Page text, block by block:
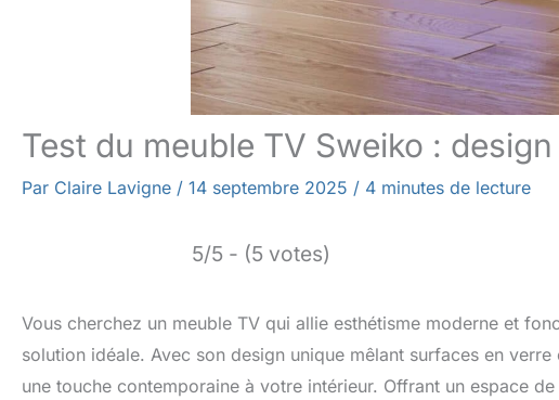
Test du meuble TV Sweiko :
Par Claire Lavigne / 14 septembre 2025 / 4 minutes de lecture
5/5 - (5 votes)
Vous cherchez un meuble TV qui allie esthétisme moderne et
solution idéale. Avec son design unique mêlant surfaces en
une touche contemporaine à votre intérieur. Offrant un espace